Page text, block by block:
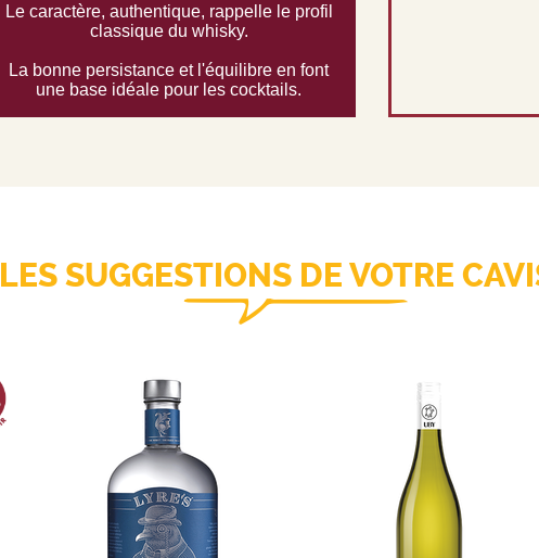
Le caractère, authentique, rappelle le profil
classique du whisky.
La bonne persistance et l'équilibre en font
une base idéale pour les cocktails.
LES SUGGESTIONS DE VOTRE